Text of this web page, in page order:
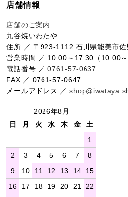
店舗情報
店舗のご案内
九谷焼いわたや
住所 ／ 〒923-1112 石川県能美市佐
営業時間 ／ 10:00～17:30（10:00
電話番号 ／0761-57-0637
FAX ／ 0761-57-0647
メールアドレス ／
2026年8月
日
月 火 水 木 金
土
1
2
3 4 5 6 7
8
9
10 11 12 13 14
15
16
17 18 19 20 21 22